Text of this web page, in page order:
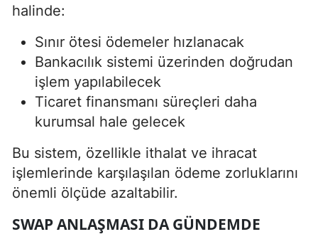
halinde:
Sınır ötesi ödemeler hızlanacak
Bankacılık sistemi üzerinden doğrudan
işlem yapılabilecek
Ticaret finansmanı süreçleri daha
kurumsal hale gelecek
Bu sistem, özellikle ithalat ve ihracat
işlemlerinde karşılaşılan ödeme zorluklarını
önemli ölçüde azaltabilir.
SWAP ANLAŞMASI DA GÜNDEMDE